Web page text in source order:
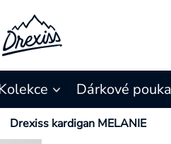
Dárkové
Drexiss kardigan MELANIE